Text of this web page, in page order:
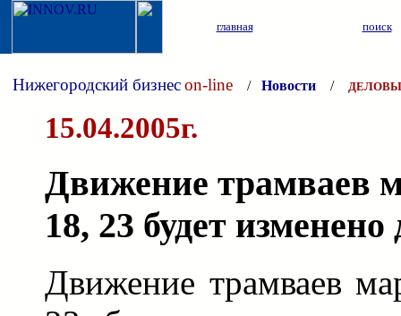
главная поиск
Нижегородский бизнесon-line / Новости /
15.04.2005г.
Движение
18, 23 будет
Движение трамваев